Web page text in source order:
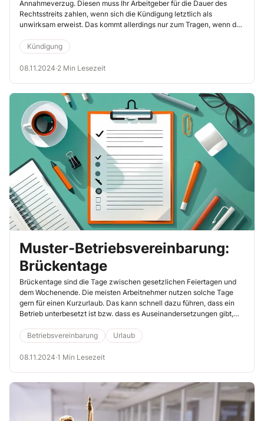
Annahmeverzug. Diesen muss Ihr Arbeitgeber für die Dauer des
Rechtsstreits zahlen, wenn sich die Kündigung letztlich als
unwirksam erweist. Das kommt allerdings nur zum Tragen, wenn der
Verdienst erzielt hat. Maßgeblich ist, inwieweit der Betroffene einen
anderweitigen Verdienst hätte erzielen können. Denn wer sich nicht
um eine neue Tätigkeit bemüht, für den wird es zunehmend
Württemberg getroffene Entscheidung zeigt (3.5.2024, Az. 9 Sa
4/24).
Kündigung
08.11.2024·2 Min Lesezeit
Muster-Betriebsvereinbarung:
Brückentage
Brückentage sind die Tage zwischen gesetzlichen Feiertagen und
dem Wochenende. Die meisten Arbeitnehmer nutzen solche Tage
gern für einen Kurzurlaub. Das kann schnell dazu führen, dass ein
Betrieb unterbesetzt ist bzw. dass es Auseinandersetzungen gibt,
Arbeit an Brückentagen insgesamt manchmal unproduktiv ist. Diese
Betriebsvereinbarung hat das Ziel, dafür zu sorgen, dass
Brückentage sowohl aus Arbeitnehmer- als auch aus
Betriebsvereinbarung Urlaub
08.11.2024·1 Min Lesezeit